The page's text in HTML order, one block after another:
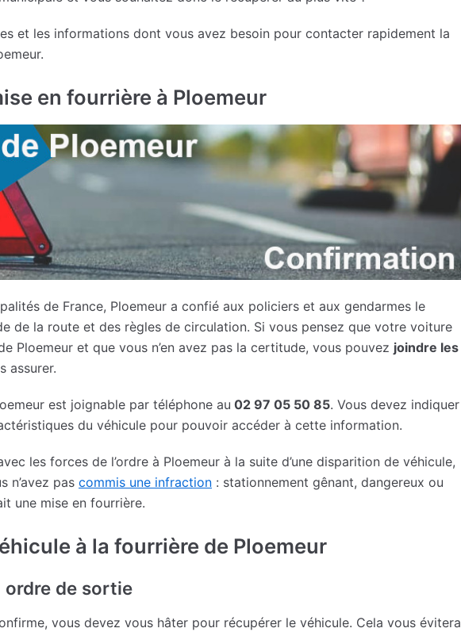
et les informations dont vous avez besoin pour contacter rapidement la
en fourrière à Ploemeur
de France, Ploemeur a confié aux policiers et aux gendarmes le
de la route et des règles de circulation. Si vous pensez que votre voiture
Ploemeur et que vous n’en avez pas la certitude, vous pouvez joindre les
assurer.
est joignable par téléphone au 02 97 05 50 85. Vous devez indiquer
du véhicule pour pouvoir accéder à cette information.
les forces de l’ordre à Ploemeur à la suite d’une disparition de véhicule,
n’avez pas commis une infraction : stationnement gênant, dangereux ou
une mise en fourrière.
à la fourrière de Ploemeur
ordre de sortie
vous devez vous hâter pour récupérer le véhicule. Cela vous évitera